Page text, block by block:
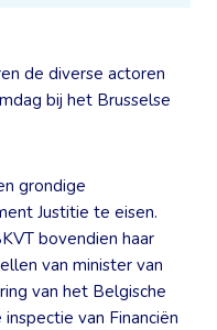
de diverse actoren
bij het Brusselse
grondige
Justitie te eisen.
bovendien haar
van minister van
van het Belgische
van Financiën